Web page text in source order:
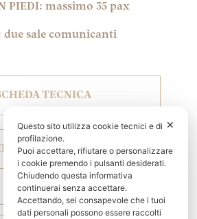
PIEDI: massimo 35 pax
due sale comunicanti
TECNICA
ALLESTIMENTI
✕
Questo sito utilizza cookie tecnici e di
profilazione.
Puoi accettare, rifiutare o personalizzare
i cookie premendo i pulsanti desiderati.
Chiudendo questa informativa
continuerai senza accettare.
Accettando, sei consapevole che i tuoi
dati personali possono essere raccolti